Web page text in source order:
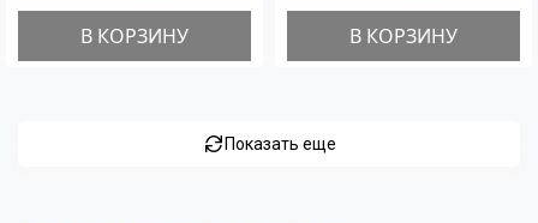
В КОРЗИНУ В КОРЗИНУ
Показать еще